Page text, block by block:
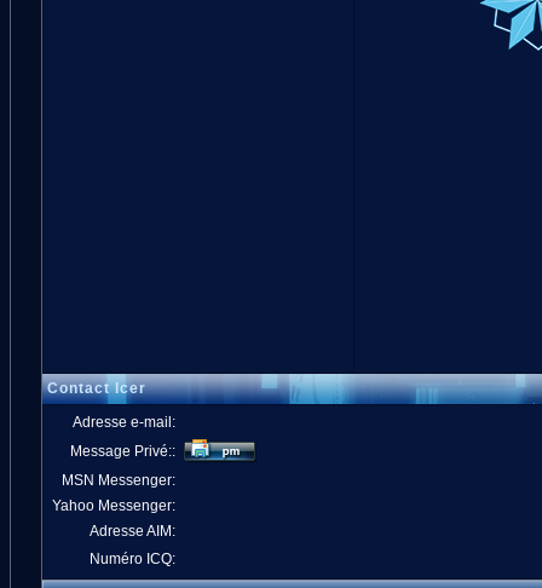
Contact Icer
Adresse e-mail:
Message Privé::
MSN Messenger:
Yahoo Messenger:
Adresse AIM:
Numéro ICQ: